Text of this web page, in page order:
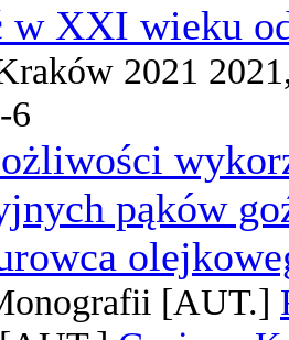
w XXI wieku
2021
6
pąków
[AUT.]